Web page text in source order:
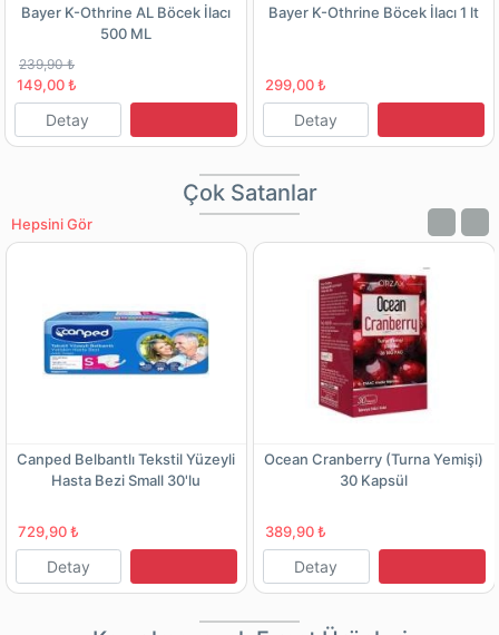
Bayer K-Othrine AL Böcek İlacı
500 ML
239,90 ₺
149,00 ₺
Detay
Bayer K-Othrine Böcek İlacı 1 lt
299,00 ₺
Detay
Çok Satanlar
Hepsini Gör
Canped Belbantlı Tekstil Yüzeyli
Hasta Bezi Small 30'lu
729,90 ₺
Detay
Ocean Cranberry (Turna Yemişi)
30 Kapsül
389,90 ₺
Detay